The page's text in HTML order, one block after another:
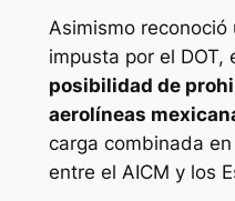
Asimismo
impusta por el DOT,
posibilidad de
aerolíneas
carga combinada
entre el AICM y los